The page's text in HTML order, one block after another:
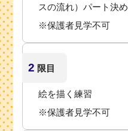
スの流れ）パート決め
※保護者見学不可
2 限目
絵を描く練習
※保護者見学不可